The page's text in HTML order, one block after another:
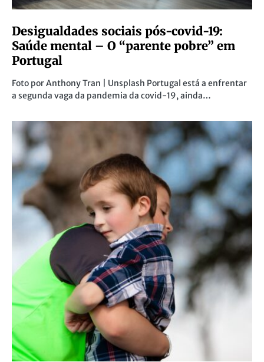
Desigualdades sociais pós-covid-19:
Saúde mental – O “parente pobre” em
Portugal
Foto por Anthony Tran | Unsplash Portugal está a enfrentar
a segunda vaga da pandemia da covid-19, ainda…